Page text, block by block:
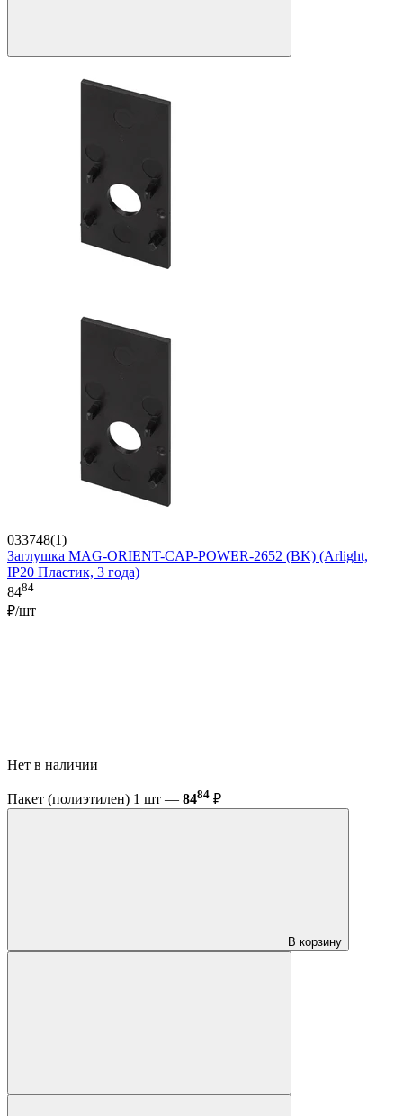
033748(1)
Заглушка MAG-ORIENT-CAP-POWER-2652 (BK) (Arlight,
IP20 Пластик, 3 года)
8484
₽/шт
Нет в наличии
Пакет (полиэтилен) 1 шт — 8484 ₽
В корзину